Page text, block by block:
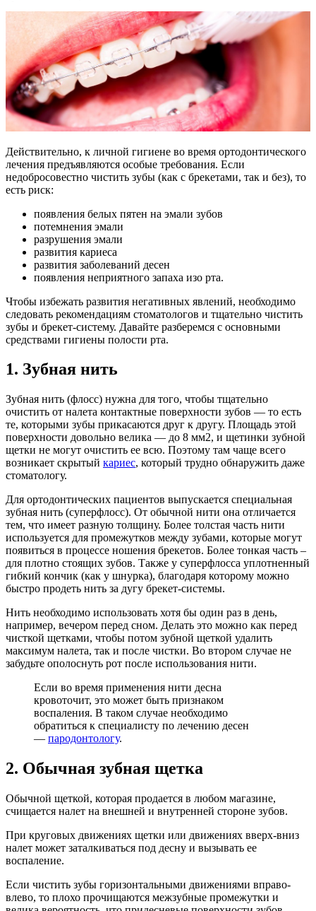
Действительно, к личной гигиене во время ортодонтического
лечения предъявляются особые требования. Если
недобросовестно чистить зубы (как с брекетами, так и без), то
есть риск:
появления белых пятен на эмали зубов
потемнения эмали
разрушения эмали
развития кариеса
развития заболеваний десен
появления неприятного запаха изо рта.
Чтобы избежать развития негативных явлений, необходимо
следовать рекомендациям стоматологов и тщательно чистить
зубы и брекет-систему. Давайте разберемся с основными
средствами гигиены полости рта.
1. Зубная нить
Зубная нить (флосс) нужна для того, чтобы тщательно
очистить от налета контактные поверхности зубов — то есть
те, которыми зубы прикасаются друг к другу. Площадь этой
поверхности довольно велика — до 8 мм2, и щетинки зубной
щетки не могут очистить ее всю. Поэтому там чаще всего
возникает скрытый кариес, который трудно обнаружить даже
стоматологу.
Для ортодонтических пациентов выпускается специальная
зубная нить (суперфлосс). От обычной нити она отличается
тем, что имеет разную толщину. Более толстая часть нити
используется для промежутков между зубами, которые могут
появиться в процессе ношения брекетов. Более тонкая часть –
для плотно стоящих зубов. Также у суперфлосса уплотненный
гибкий кончик (как у шнурка), благодаря которому можно
быстро продеть нить за дугу брекет-системы.
Нить необходимо использовать хотя бы один раз в день,
например, вечером перед сном. Делать это можно как перед
чисткой щетками, чтобы потом зубной щеткой удалить
максимум налета, так и после чистки. Во втором случае не
забудьте ополоснуть рот после использования нити.
Если во время применения нити десна
кровоточит, это может быть признаком
воспаления. В таком случае необходимо
обратиться к специалисту по лечению десен
— пародонтологу.
2. Обычная зубная щетка
Обычной щеткой, которая продается в любом магазине,
счищается налет на внешней и внутренней стороне зубов.
При круговых движениях щетки или движениях вверх-вниз
налет может заталкиваться под десну и вызывать ее
воспаление.
Если чистить зубы горизонтальными движениями вправо-
влево, то плохо прочищаются межзубные промежутки и